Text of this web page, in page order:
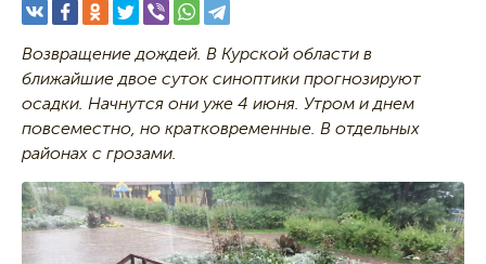
Возвращение дождей. В Курской области в
ближайшие двое суток синоптики прогнозируют
осадки. Начнутся они уже 4 июня. Утром и днем
повсеместно, но кратковременные. В отдельных
районах с грозами.